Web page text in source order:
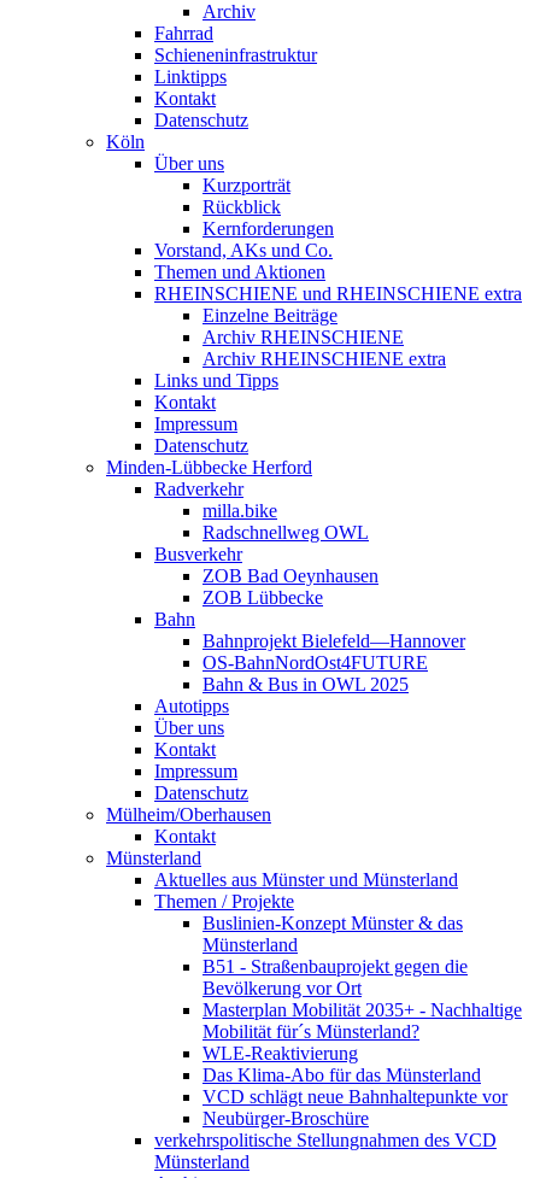
Archiv
Fahrrad
Schieneninfrastruktur
Linktipps
Kontakt
Datenschutz
Köln
Über uns
Kurzporträt
Rückblick
Kernforderungen
Vorstand, AKs und Co.
Themen und Aktionen
RHEINSCHIENE und RHEINSCHIENE extra
Einzelne Beiträge
Archiv RHEINSCHIENE
Archiv RHEINSCHIENE extra
Links und Tipps
Kontakt
Impressum
Datenschutz
Minden-Lübbecke Herford
Radverkehr
milla.bike
Radschnellweg OWL
Busverkehr
ZOB Bad Oeynhausen
ZOB Lübbecke
Bahn
Bahnprojekt Bielefeld—Hannover
OS-BahnNordOst4FUTURE
Bahn & Bus in OWL 2025
Autotipps
Über uns
Kontakt
Impressum
Datenschutz
Mülheim/Oberhausen
Kontakt
Münsterland
Aktuelles aus Münster und Münsterland
Themen / Projekte
Buslinien-Konzept Münster & das
Münsterland
B51 - Straßenbauprojekt gegen die
Bevölkerung vor Ort
Masterplan Mobilität 2035+ - Nachhaltige
Mobilität für´s Münsterland?
WLE-Reaktivierung
Das Klima-Abo für das Münsterland
VCD schlägt neue Bahnhaltepunkte vor
Neubürger-Broschüre
verkehrspolitische Stellungnahmen des VCD
Münsterland